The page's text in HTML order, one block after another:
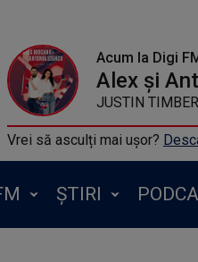
Acum la Digi
Alex și
JUSTIN
Vrei să asculți mai ușor?
ȘTIRI